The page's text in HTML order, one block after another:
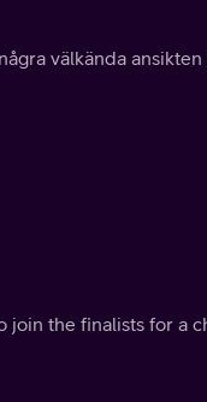
välkända
the finalists for a